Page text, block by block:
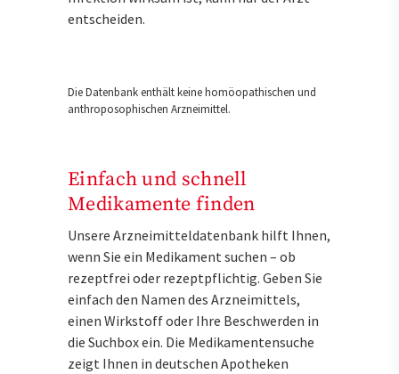
entscheiden.
Die Datenbank enthält keine homöopathischen und
anthroposophischen Arzneimittel.
Einfach und schnell
Medikamente finden
Unsere Arzneimitteldatenbank hilft Ihnen,
wenn Sie ein Medikament suchen – ob
rezeptfrei oder rezeptpflichtig. Geben Sie
einfach den Namen des Arzneimittels,
einen Wirkstoff oder Ihre Beschwerden in
die Suchbox ein. Die Medikamentensuche
zeigt Ihnen in deutschen Apotheken